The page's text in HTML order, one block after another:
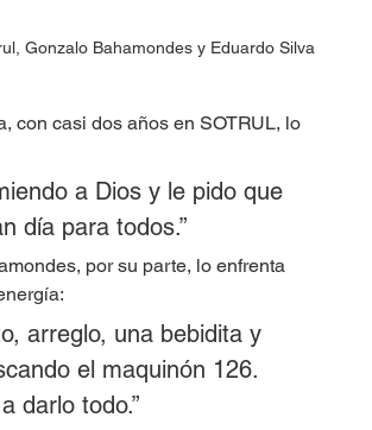
Gonzalo Bahamondes y Eduardo Silva
con casi dos años en SOTRUL, lo
a Dios y le pido que
día para todos.”
por su parte, lo enfrenta
arreglo, una bebidita y
el maquinón 126.
darlo todo.”